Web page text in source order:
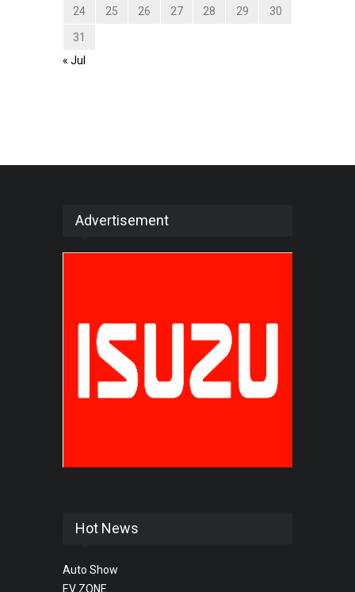
24 25 26 27 28 29 30
31
« Jul
Advertisement
Hot News
Auto Show
EV ZONE